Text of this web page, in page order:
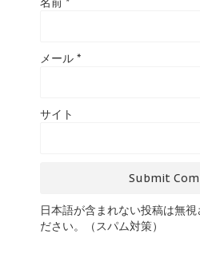
メール *
サイト
日本語が含まれない投稿は無視
ださい。（スパム対策）